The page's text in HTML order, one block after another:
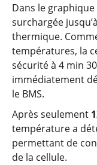
Dans le
surchargée
thermique.
températures, la
sécurité à 4 min
immédiatement
le BMS.
Après seulement
température a
permettant de
de la cellule.